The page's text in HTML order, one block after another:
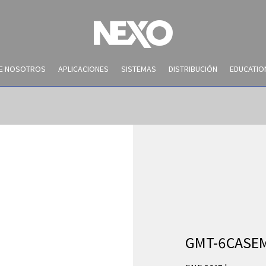
NOSOTROS APLICACIONES SISTEMAS DISTRIBUCIÓN
NEWS AND EVENTS
GMT-